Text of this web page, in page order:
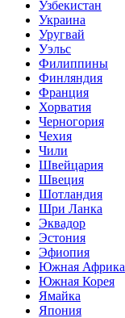
Узбекистан
Украина
Уругвай
Уэльс
Филиппины
Финляндия
Франция
Хорватия
Черногория
Чехия
Чили
Швейцария
Швеция
Шотландия
Шри Ланка
Эквадор
Эстония
Эфиопия
Южная Африка
Южная Корея
Ямайка
Япония